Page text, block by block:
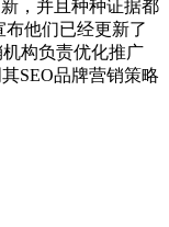
，并且种种证据都
他们已经更新了
构负责优化推广
SEO品牌营销策略